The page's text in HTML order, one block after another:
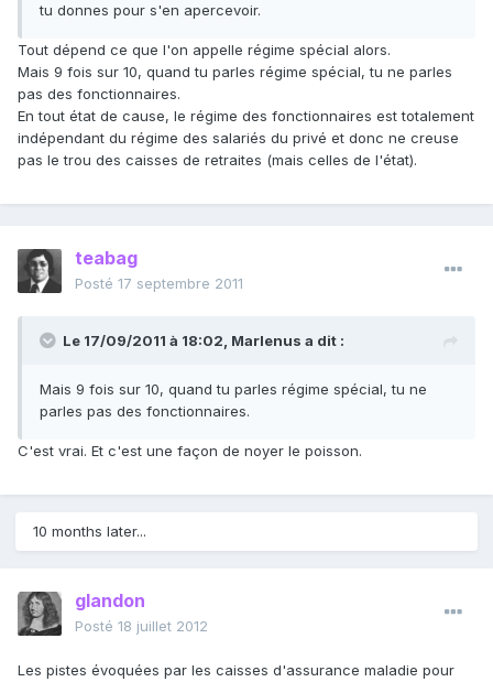
tu donnes pour s'en apercevoir.
Tout dépend ce que l'on appelle régime spécial alors.
Mais 9 fois sur 10, quand tu parles régime spécial, tu ne parles
pas des fonctionnaires.
En tout état de cause, le régime des fonctionnaires est totalement
indépendant du régime des salariés du privé et donc ne creuse
pas le trou des caisses de retraites (mais celles de l'état).
teabag
Posté 17 septembre 2011
Le 17/09/2011 à 18:02, Marlenus a dit :
Mais 9 fois sur 10, quand tu parles régime spécial, tu ne
parles pas des fonctionnaires.
C'est vrai. Et c'est une façon de noyer le poisson.
10 months later...
glandon
Posté 18 juillet 2012
Les pistes évoquées par les caisses d'assurance maladie pour